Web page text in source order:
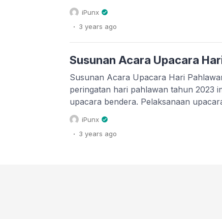
upacara hari pahlawan tahun 2023
sini. Atau dapat juga anda klik pada
hari pahlawan 2023 maupun desain
iPunx
. 3 years ago
Susunan Acara Upacara
Susunan Acara Upacara Hari
peringatan hari pahlawan tahun 2023
upacara bendera. Pelaksanaan
pada tanggal 10 November 2023 jam
Pemerintah menganjurkan
pahlawan tersebut dilaksanakan di
iPunx
. 3 years ago